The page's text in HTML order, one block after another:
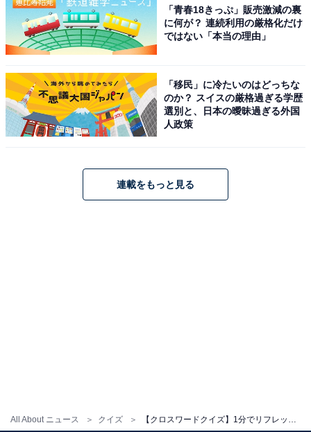
All About ニュース クイズ
「青春18きっぷ」販売激減の裏
に何が？ 連続利用の厳格化だけ
ではない「本当の理由」
「移民」に冷たいのはどっちな
のか？ スイスの厳格過ぎる学歴
選別と、日本の曖昧過ぎる外国
人政策
連載をもっと見る